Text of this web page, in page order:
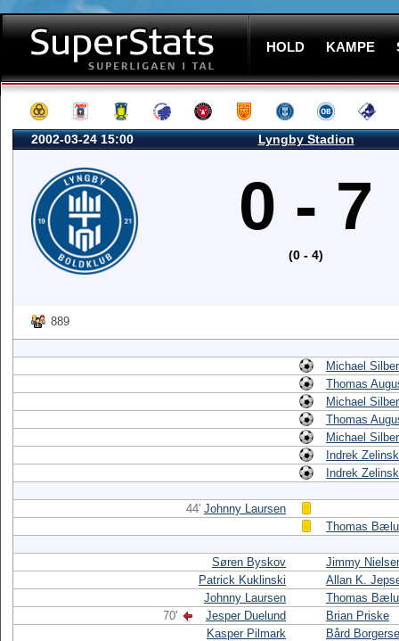
HOLD KAMPE
2002-03-24 15:00 Lyngby Stadion
0 - 7
(0 - 4)
889
Michael
Thomas
Michael
Thomas
Michael
Indrek
Indrek
44' Johnny Laursen
Thomas
Søren Byskov
Jimmy
Patrick Kuklinski
Allan K.
Johnny Laursen
Thomas
70'
Jesper Duelund
Brian Priske
Kasper Pilmark
Bård